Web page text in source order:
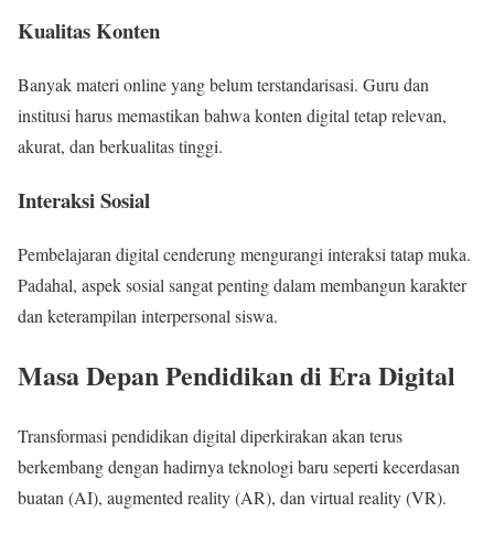
Kualitas Konten
Banyak materi online yang belum terstandarisasi. Guru dan
institusi harus memastikan bahwa konten digital tetap relevan,
akurat, dan berkualitas tinggi.
Interaksi Sosial
Pembelajaran digital cenderung mengurangi interaksi tatap muka.
Padahal, aspek sosial sangat penting dalam membangun karakter
dan keterampilan interpersonal siswa.
Masa Depan Pendidikan di Era Digital
Transformasi pendidikan digital diperkirakan akan terus
berkembang dengan hadirnya teknologi baru seperti kecerdasan
buatan (AI), augmented reality (AR), dan virtual reality (VR).